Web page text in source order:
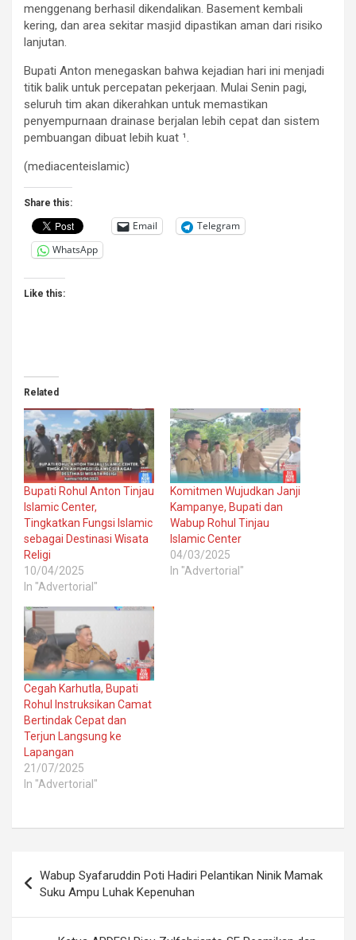
menggenang berhasil dikendalikan. Basement kembali
kering, dan area sekitar masjid dipastikan aman dari risiko
lanjutan.
Bupati Anton menegaskan bahwa kejadian hari ini menjadi
titik balik untuk percepatan pekerjaan. Mulai Senin pagi,
seluruh tim akan dikerahkan untuk memastikan
penyempurnaan drainase berjalan lebih cepat dan sistem
pembuangan dibuat lebih kuat ¹.
(mediacenteislamic)
Share this:
Email
Telegram
WhatsApp
Like this:
Related
Bupati Rohul Anton Tinjau
Islamic Center,
Tingkatkan Fungsi Islamic
sebagai Destinasi Wisata
Religi
10/04/2025
In "Advertorial"
Komitmen Wujudkan Janji
Kampanye, Bupati dan
Wabup Rohul Tinjau
Islamic Center
04/03/2025
In "Advertorial"
Cegah Karhutla, Bupati
Rohul Instruksikan Camat
Bertindak Cepat dan
Terjun Langsung ke
Lapangan
21/07/2025
In "Advertorial"
navigation
Wabup Syafaruddin Poti Hadiri Pelantikan Ninik Mamak
Suku Ampu Luhak Kepenuhan